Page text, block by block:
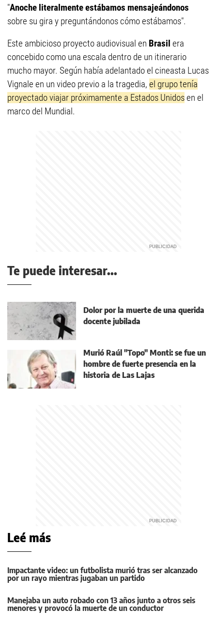
"Anoche literalmente estábamos mensajeándonos
sobre su gira y preguntándonos cómo estábamos".
Este ambicioso proyecto audiovisual en Brasil era
concebido como una escala dentro de un itinerario
mucho mayor. Según había adelantado el cineasta Lucas
Vignale en un video previo a la tragedia, el grupo tenía
proyectado viajar próximamente a Estados Unidosen el
marco del Mundial.
Te puede interesar...
Dolor por la muerte de una querida
docente jubilada
Murió Raúl "Topo" Monti: se fue un
hombre de fuerte presencia en la
historia de Las Lajas
Leé más
Impactante video: un futbolista murió tras ser alcanzado
por un rayo mientras jugaban un partido
Manejaba un auto robado con 13 años junto a otros seis
menores y provocó la muerte de un conductor